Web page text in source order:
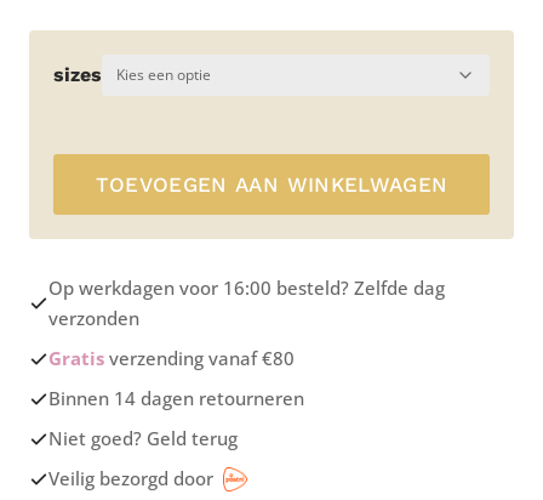
prijs
was:
prijs
sizes
TOEVOEGEN AAN WINKELWAGEN
Op werkdagen voor 16:00 besteld? Zelfde dag
verzonden
Gratis verzending vanaf €80
Binnen 14 dagen retourneren
Niet goed? Geld terug
Veilig bezorgd door